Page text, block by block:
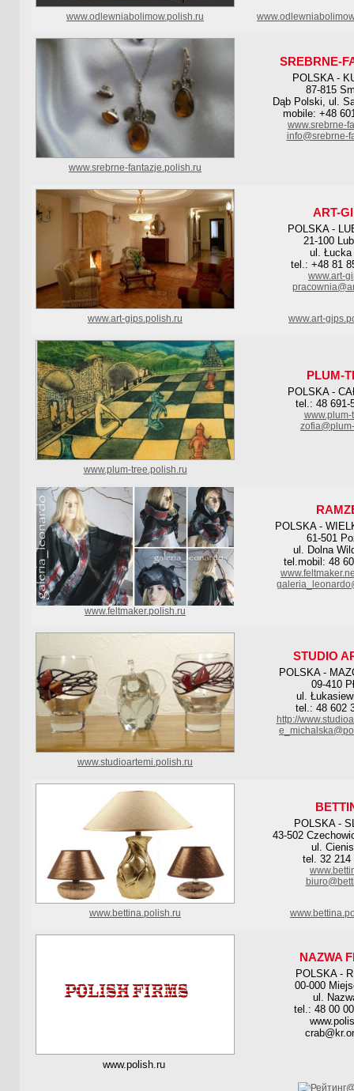
www.odlewniabolimow.polish.ru
SREBRNE-
POLSKA -
87-815
Dąb Polski, ul.
mobile: +48
www.srebrne-
info@srebrne-
www.srebrne-fantazje.polish.ru
ART-
POLSKA -
21-100
ul. Łucka
tel.: +48 81
www.art-
www.art-gips.polish.ru www.art-
PLUM-
POLSKA -
tel.: 48 691-
www.plum-
www.plum-tree.polish.ru
POLSKA -
61-501
ul. Dolna
tel.mobil: 48
www.feltmaker.polish.ru
STUDIO
POLSKA -
09-410
ul.
tel.: 48 602
http://
www.studioartemi.polish.ru
POLSKA -
43-502
ul.
tel. 32 214
www.bettina.polish.ru
NAZWA
POLSKA -
00-000
ul.
tel.: 48 00
www.polish.ru